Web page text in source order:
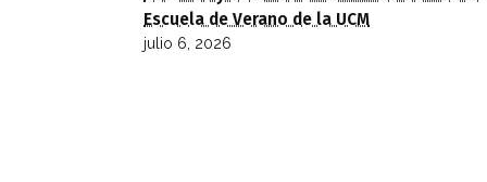
Escuela de Verano de la UCM
julio 6, 2026